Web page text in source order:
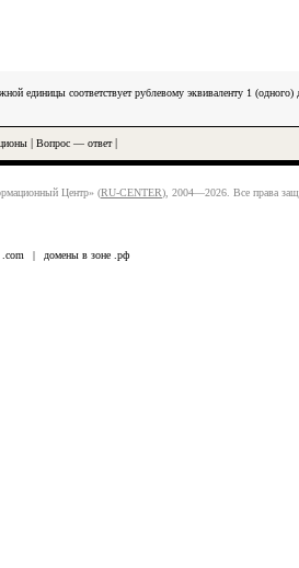
единицы соответствует рублевому эквиваленту 1
Вопрос — ответ|
Центр» (RU-CENTER), 2004—2026. Все права
| домены в зоне .рф